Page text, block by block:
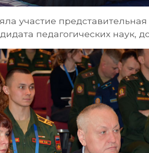
участие
педагогических наук,